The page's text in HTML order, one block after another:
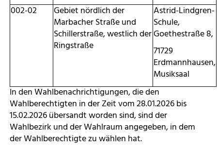
002-02
Gebiet nördlich der
Marbacher Straße und
Schillerstraße, westlich der
Ringstraße
Astrid-Lindgren-
Schule,
Goethestraße 8,
71729
Erdmannhausen,
Musiksaal
In den Wahlbenachrichtigungen, die den
Wahlberechtigten in der Zeit vom 28.01.2026 bis
15.02.2026 übersandt worden sind, sind der
Wahlbezirk und der Wahlraum angegeben, in dem
der Wahlberechtigte zu wählen hat.